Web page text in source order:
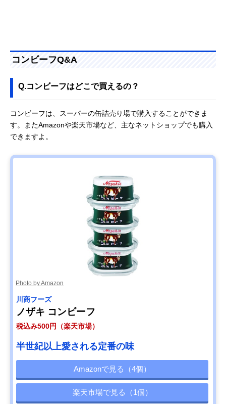
コンビーフQ&A
Q.コンビーフはどこで買えるの？
コンビーフは、スーパーの缶詰売り場で購入することができま
す。またAmazonや楽天市場など、主なネットショップでも購入
できますよ。
Photo by Amazon
川商フーズ
ノザキ コンビーフ
税込み500円（楽天市場）
半世紀以上愛される定番の味
Amazonで見る（4個）
楽天市場で見る（1個）